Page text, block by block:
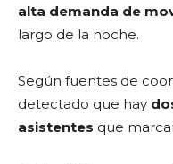
alta demanda de
largo de la noche.
Según fuentes de
detectado que hay
asistentes que